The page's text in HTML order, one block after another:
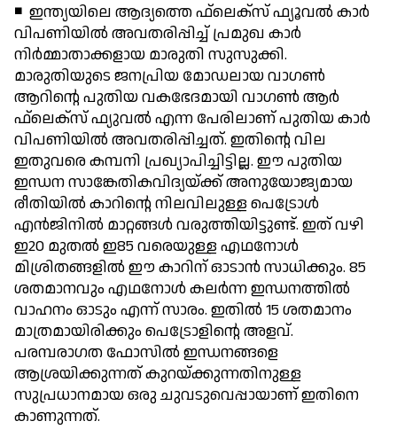
◾ ഇന്ത്യയിലെ ആദ്യത്തെ ഫ്‌ലെക്‌സ് ഫ്യൂവല്‍ കാര്‍
വിപണിയില്‍ അവതരിപ്പിച്ച് പ്രമുഖ കാര്‍
നിര്‍മ്മാതാക്കളായ മാരുതി സുസുക്കി.
മാരുതിയുടെ ജനപ്രിയ മോഡലായ വാഗണ്‍
ആറിന്റെ പുതിയ വകഭേദമായി വാഗണ്‍ ആര്‍
ഫ്‌ലെക്‌സ് ഫ്യുവല്‍ എന്ന പേരിലാണ് പുതിയ കാര്‍
വിപണിയില്‍ അവതരിപ്പിച്ചത്. ഇതിന്റെ വില
ഇതുവരെ കമ്പനി പ്രഖ്യാപിച്ചിട്ടില്ല. ഈ പുതിയ
ഇന്ധന സാങ്കേതികവിദ്യയ്ക്ക് അനുയോജ്യമായ
രീതിയില്‍ കാറിന്റെ നിലവിലുള്ള പെട്രോള്‍
എന്‍ജിനില്‍ മാറ്റങ്ങള്‍ വരുത്തിയിട്ടുണ്ട്. ഇത് വഴി
ഇ20 മുതല്‍ ഇ85 വരെയുള്ള എഥനോള്‍
മിശ്രിതങ്ങളില്‍ ഈ കാറിന് ഓടാന്‍ സാധിക്കും. 85
ശതമാനവും എഥനോള്‍ കലര്‍ന്ന ഇന്ധനത്തില്‍
വാഹനം ഓടും എന്ന് സാരം. ഇതില്‍ 15 ശതമാനം
മാത്രമായിരിക്കും പെട്രോളിന്റെ അളവ്.
പരമ്പരാഗത ഫോസില്‍ ഇന്ധനങ്ങളെ
ആശ്രയിക്കുന്നത് കുറയ്ക്കുന്നതിനുള്ള
സുപ്രധാനമായ ഒരു ചുവടുവെപ്പായാണ് ഇതിനെ
കാണുന്നത്.